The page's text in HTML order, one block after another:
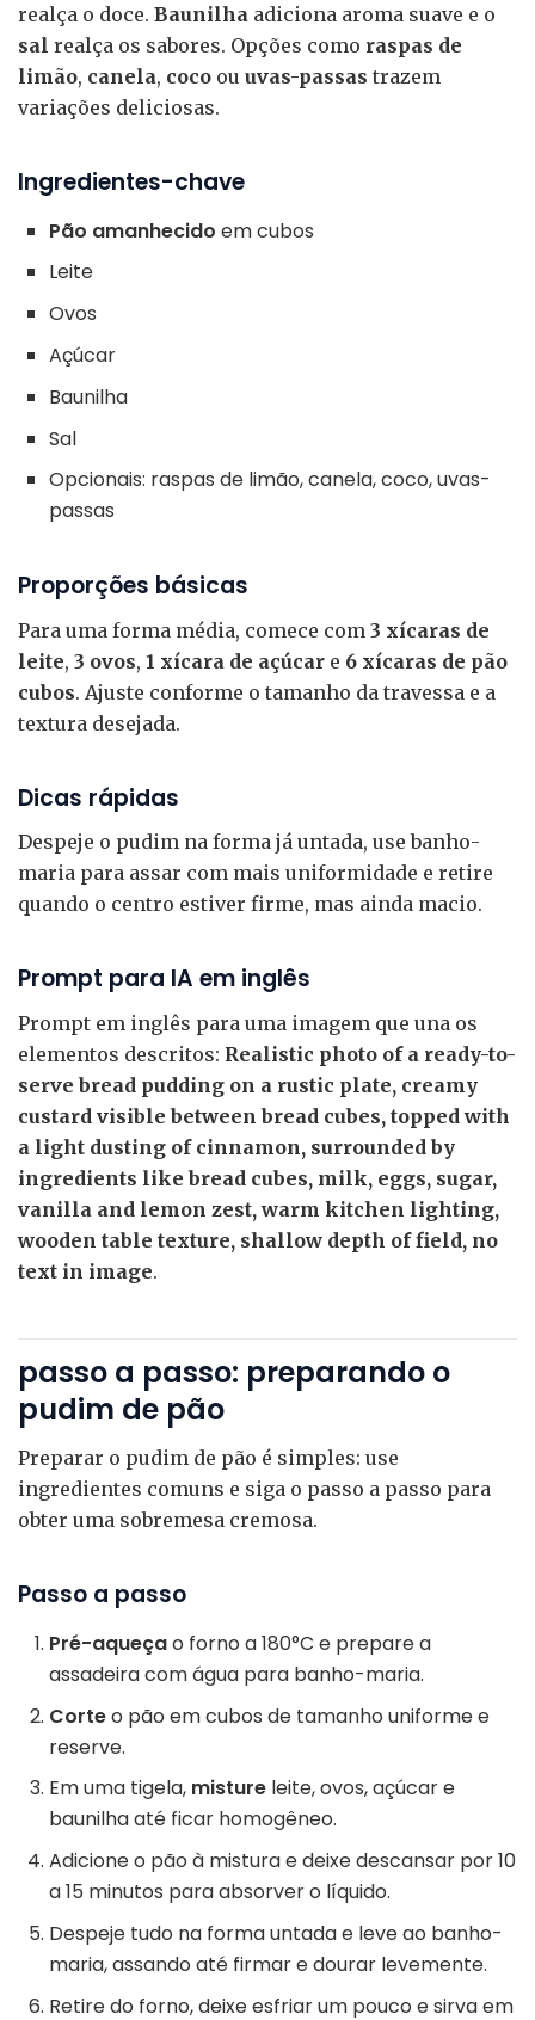
realça o doce. Baunilha adiciona aroma suave e o
sal realça os sabores. Opções como raspas de
limão, canela, coco ou uvas-passas trazem
variações deliciosas.
Ingredientes-chave
Pão amanhecido em cubos
Leite
Ovos
Açúcar
Baunilha
Sal
Opcionais: raspas de limão, canela, coco, uvas-
passas
Proporções básicas
Para uma forma média, comece com 3 xícaras de
leite, 3 ovos, 1 xícara de açúcar e 6 xícaras de pão
cubos. Ajuste conforme o tamanho da travessa e a
textura desejada.
Dicas rápidas
Despeje o pudim na forma já untada, use banho-
maria para assar com mais uniformidade e retire
quando o centro estiver firme, mas ainda macio.
Prompt para IA em inglês
Prompt em inglês para uma imagem que una os
elementos descritos: Realistic photo of a ready-to-
serve bread pudding on a rustic plate, creamy
custard visible between bread cubes, topped with
a light dusting of cinnamon, surrounded by
ingredients like bread cubes, milk, eggs, sugar,
vanilla and lemon zest, warm kitchen lighting,
wooden table texture, shallow depth of field, no
text in image.
passo a passo: preparando o
pudim de pão
Preparar o pudim de pão é simples: use
ingredientes comuns e siga o passo a passo para
obter uma sobremesa cremosa.
Passo a passo
Pré-aqueçao forno a 180°C e prepare a
assadeira com água para banho-maria.
Corteo pão em cubos de tamanho uniforme e
reserve.
Em uma tigela, mistureleite, ovos, açúcar e
baunilha até ficar homogêneo.
Adicione o pão à mistura e deixe descansar por 10
a 15 minutos para absorver o líquido.
Despeje tudo na forma untada e leve ao banho-
maria, assando até firmar e dourar levemente.
Retire do forno, deixe esfriar um pouco e sirva em